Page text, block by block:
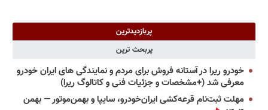
پربازدیدترین
پربحث ترین
خودرو ریرا در آستانه فروش برای مردم و نمایندگی های ایران خودرو
معرفی شد (+مشخصات و جزئیات فنی و کاتالوگ ریرا)
مهلت ثبت‌نام قرعه‌کشی ایران‌خودرو، سایپا و بهمن‌موتور — بهمن